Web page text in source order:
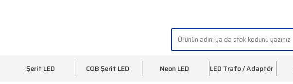
Şerit LED COB Şerit LED Neon LED LED Trafo / Adaptör